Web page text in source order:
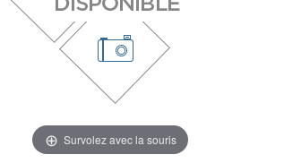
Survolez avec la souris